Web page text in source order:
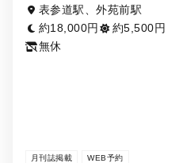
スタ
表参道駅、外苑前駅
約18,000円
約5,500円
無休
月刊誌掲載 WEB予約